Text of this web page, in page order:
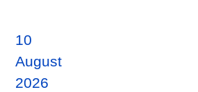
10
August
2026